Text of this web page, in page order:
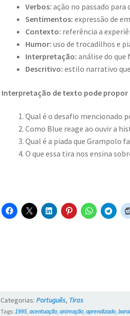
Verbos: ação no passado para
Sentimentos: expressão de
Contexto: referência a
Humor: uso de trocadilhos e
Interpretação: análise do
Descritivo: estilo narrativo
Interpretação de texto pode propor
Qual é o desafio mencionado
Como Blue reage ao ouvir a
Qual é a piada que Grampolo
O que essa tira nos ensina
Categorias:Português, Tiras
Tags:1995,acentuação,animação,aprendizado,